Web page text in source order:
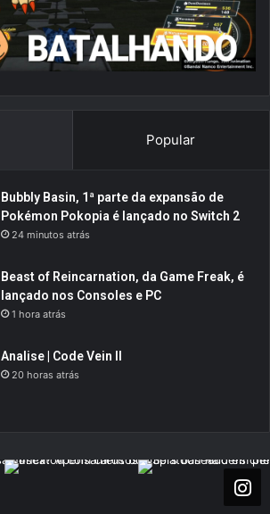
Popular
Bubbly Basin, 1ª parte da expansão de
Pokémon Pokopia é lançado no Switch 2
24 minutos atrás
Beast of Reincarnation, da Game Freak, é
lançado nos Consoles e PC
1 hora atrás
Analise | Code Vein II
20 horas atrás